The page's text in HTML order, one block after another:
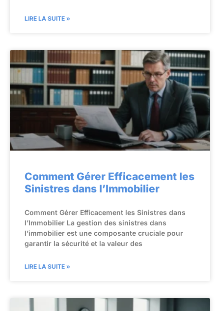
LIRE LA SUITE »
Comment Gérer Efficacement les
Sinistres dans l’Immobilier
Comment Gérer Efficacement les Sinistres dans
l’Immobilier La gestion des sinistres dans
l’immobilier est une composante cruciale pour
garantir la sécurité et la valeur des
LIRE LA SUITE »